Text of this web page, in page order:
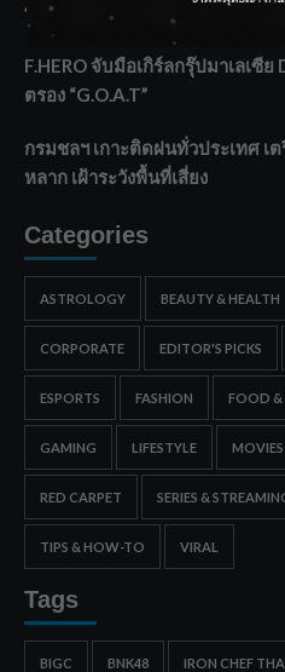
ทรายใต้ เสริมความมั่นคงน้ำเพชรบุ
F.HERO จับมือเกิร์ลกรุ๊ปมาเลเซี
ตรอง “G.O.A.T”
กรมชลฯ เกาะติดฝนทั่วประเทศ เ
หลาก เฝ้าระวังพื้นที่เสี่ยง
Categories
ASTROLOGY BEAUTY & HEALTH
CORPORATE EDITOR'S PICKS
ESPORTS FASHION FOOD &
GAMING LIFESTYLE MOVIES
RED CARPET SERIES &
TIPS & HOW-TO VIRAL
Tags
BIGC BNK48 IRON CHEF